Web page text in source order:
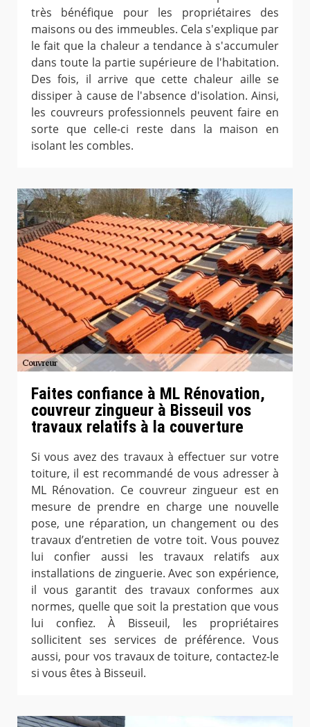
très bénéfique pour les propriétaires des
maisons ou des immeubles. Cela s'explique par
le fait que la chaleur a tendance à s'accumuler
dans toute la partie supérieure de l'habitation.
Des fois, il arrive que cette chaleur aille se
dissiper à cause de l'absence d'isolation. Ainsi,
les couvreurs professionnels peuvent faire en
sorte que celle-ci reste dans la maison en
isolant les combles.
Faites confiance à ML Rénovation,
couvreur zingueur à Bisseuil vos
travaux relatifs à la couverture
Si vous avez des travaux à effectuer sur votre
toiture, il est recommandé de vous adresser à
ML Rénovation. Ce couvreur zingueur est en
mesure de prendre en charge une nouvelle
pose, une réparation, un changement ou des
travaux d’entretien de votre toit. Vous pouvez
lui confier aussi les travaux relatifs aux
installations de zinguerie. Avec son expérience,
il vous garantit des travaux conformes aux
normes, quelle que soit la prestation que vous
lui confiez. À Bisseuil, les propriétaires
sollicitent ses services de préférence. Vous
aussi, pour vos travaux de toiture, contactez-le
si vous êtes à Bisseuil.